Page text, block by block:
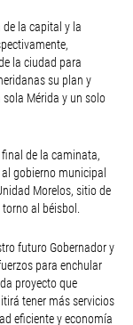
la capital y la
la ciudad para
su plan y
Mérida y un solo
de la caminata,
gobierno municipal
Morelos, sitio de
al béisbol.
futuro Gobernador y
para enchular
proyecto que
tener más servicios
eficiente y economía